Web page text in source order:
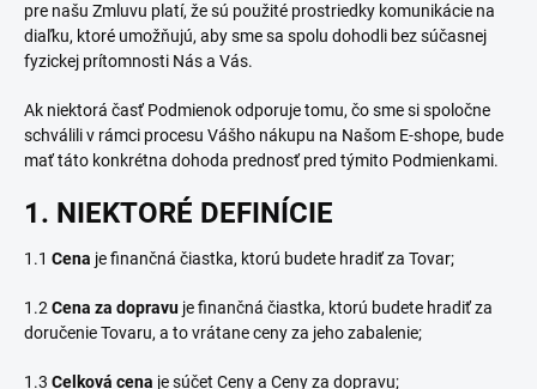
pre našu Zmluvu platí, že sú použité prostriedky komunikácie na
diaľku, ktoré umožňujú, aby sme sa spolu dohodli bez súčasnej
fyzickej prítomnosti Nás a Vás.
Ak niektorá časť Podmienok odporuje tomu, čo sme si spoločne
schválili v rámci procesu Vášho nákupu na Našom E-shope, bude
mať táto konkrétna dohoda prednosť pred týmito Podmienkami.
1. NIEKTORÉ DEFINÍCIE
1.1 Cena je finančná čiastka, ktorú budete hradiť za Tovar;
1.2 Cena za dopravu je finančná čiastka, ktorú budete hradiť za
doručenie Tovaru, a to vrátane ceny za jeho zabalenie;
1.3 Celková cena je súčet Ceny a Ceny za dopravu;